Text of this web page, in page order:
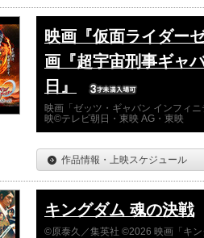
映画『仮面ライダー
画『超宇宙刑事ギャ
日』
映画「ゼッツ・ギャバン インフィ
映©テレビ朝日・東映 AG・東映
作品情報・上映スケジュール
キングダム 魂の決戦
©原泰久／集英社 ©2026 映画「キ